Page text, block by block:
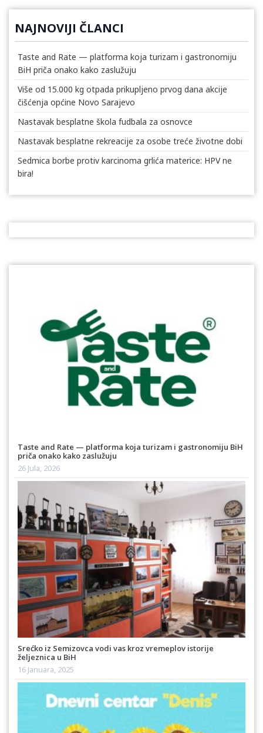
NAJNOVIJI ČLANCI
Taste and Rate — platforma koja turizam i gastronomiju
BiH priča onako kako zaslužuju
Više od 15.000 kg otpada prikupljeno prvog dana akcije
čišćenja općine Novo Sarajevo
Nastavak besplatne škola fudbala za osnovce
Nastavak besplatne rekreacije za osobe treće životne dobi
Sedmica borbe protiv karcinoma grlića materice: HPV ne
bira!
Taste and Rate — platforma koja turizam i gastronomiju BiH
priča onako kako zaslužuju
26 Jula, 2026
Srećko iz Semizovca vodi vas kroz vremeplov istorije
željeznica u BiH
16 Januara, 2025